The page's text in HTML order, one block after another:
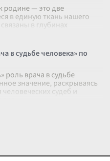
родине — это две
в единую ткань нашего
в глубинах
в судьбе человека» по
врача в судьбе
значение, раскрываясь
судеб и